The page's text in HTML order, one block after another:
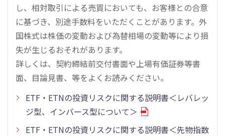
し、相対取引による売買においても、お客様との合意
に基づき、別途手数料をいただくことがあります。外
国株式は株価の変動および為替相場の変動等により損
失が生じるおそれがあります。
詳しくは、契約締結前交付書面や上場有価証券等書
面、目論見書、等をよくお読みください。
ETF・ETNの投資リスクに関する説明書＜レバレッ
ジ型、インバース型について＞
ETF・ETNの投資リスクに関する説明書＜先物指数